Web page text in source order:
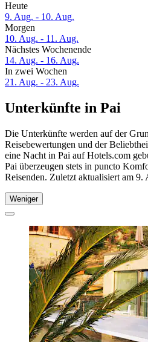
Heute
9. Aug. - 10. Aug.
Morgen
10. Aug. - 11. Aug.
Nächstes Wochenende
14. Aug. - 16. Aug.
In zwei Wochen
21. Aug. - 23. Aug.
Unterkünfte in Pai
Die Unterkünfte werden auf der
Reisebewertungen und der
eine Nacht in Pai auf Hotels.com
Pai überzeugen stets in puncto
Reisenden. Zuletzt aktualisiert am 9.
Weniger